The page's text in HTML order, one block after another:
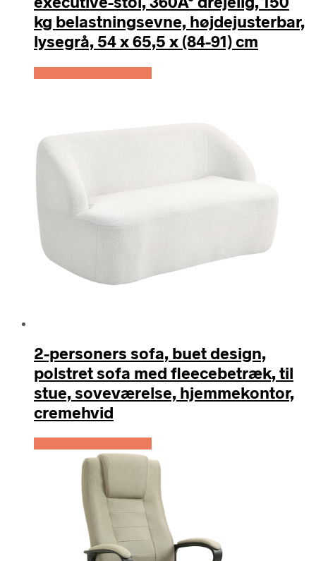
kg belastningsevne, højdejusterbar,
lysegrå, 54 x 65,5 x (84-91) cm
2-personers sofa, buet design,
polstret sofa med fleecebetræk, til
stue, soveværelse, hjemmekontor,
cremehvid